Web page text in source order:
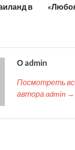
в
О admin
Посмотреть
автора admin →